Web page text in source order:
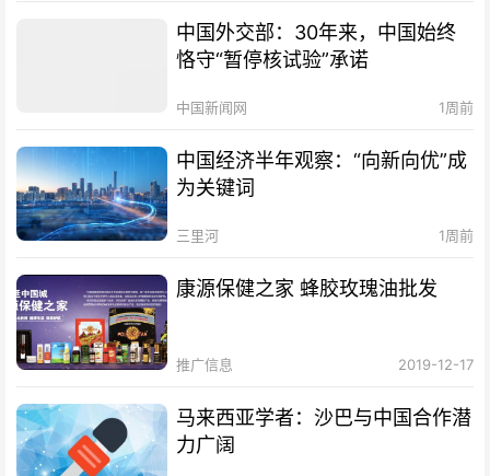
中国外交部：30年来，中国始终
恪守“暂停核试验”承诺
中国新闻网 1周前
中国经济半年观察：“向新向优”成
为关键词
三里河 1周前
康源保健之家 蜂胶玫瑰油批发
推广信息 2019-12-17
马来西亚学者：沙巴与中国合作潜
力广阔